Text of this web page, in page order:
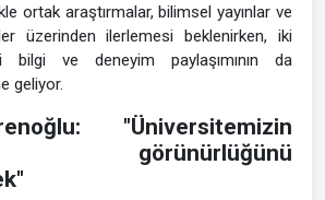
ortak araştırmalar, bilimsel yayınlar ve
üzerinden ilerlemesi beklenirken, iki
bilgi ve deneyim paylaşımının da
geliyor.
"Üniversitemizin
görünürlüğünü